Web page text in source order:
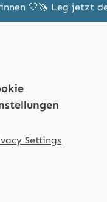
🤍🦄 Leg jetzt
Settings